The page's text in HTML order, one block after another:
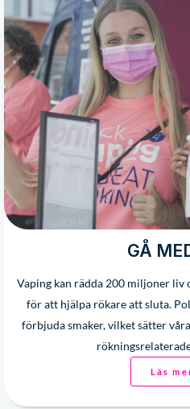
GÅ
Vaping kan rädda 200 miljoner liv
för att hjälpa rökare att sluta.
förbjuda smaker, vilket sätter
Läs